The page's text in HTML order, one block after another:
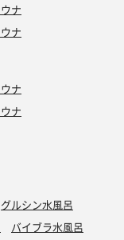
ナ
ナ
ナ
ナ
グルシン水風呂
バイブラ水風呂